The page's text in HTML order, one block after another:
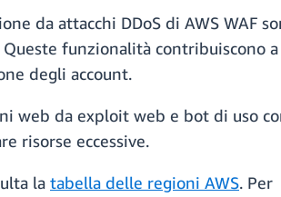
da attacchi DDoS di AWS WAF
Queste funzionalità contribuiscono a
degli account.
web da exploit web e bot di uso
risorse eccessive.
la tabella delle regioni AWS. Per